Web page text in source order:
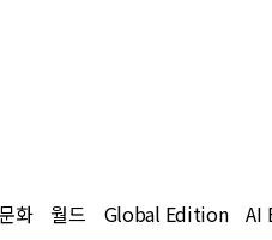
문화 월드 Global Edition AI